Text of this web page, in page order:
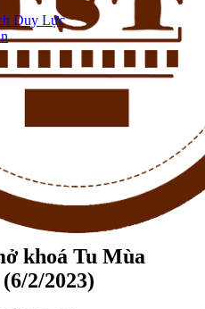
Duy Lực
khoá Tu Mùa
2/2023)